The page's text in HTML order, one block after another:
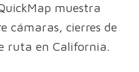
muestra
cámaras, cierres de
ruta en California.